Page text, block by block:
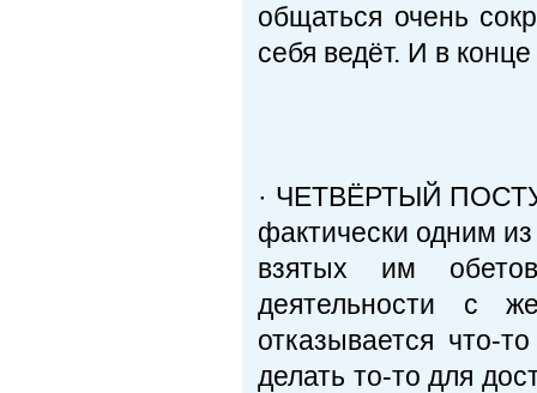
общаться очень
себя ведёт. И в
· ЧЕТВЁРТЫЙ
фактически одним
взятых им
деятельности с
отказывается что-
делать то-то для